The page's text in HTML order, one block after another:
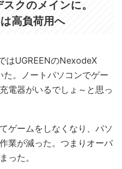
クのメインに。
高負荷用へ
はUGREENのNexodeX
た。ノートパソコンでゲー
電器がいるでしょ～と思っ
ゲームをしなくなり、パソ
業が減った。つまりオーバ
った。